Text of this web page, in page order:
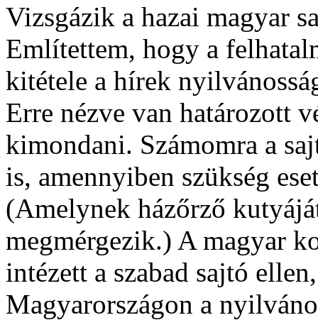
Vizsgázik a hazai magyar
Említettem, hogy a
kitétele a hírek
Erre nézve van határozott
kimondani. Számomra a
is, amennyiben szükség
(Amelynek házőrző
megmérgezik.) A magyar
intézett a szabad sajtó
Magyarországon a